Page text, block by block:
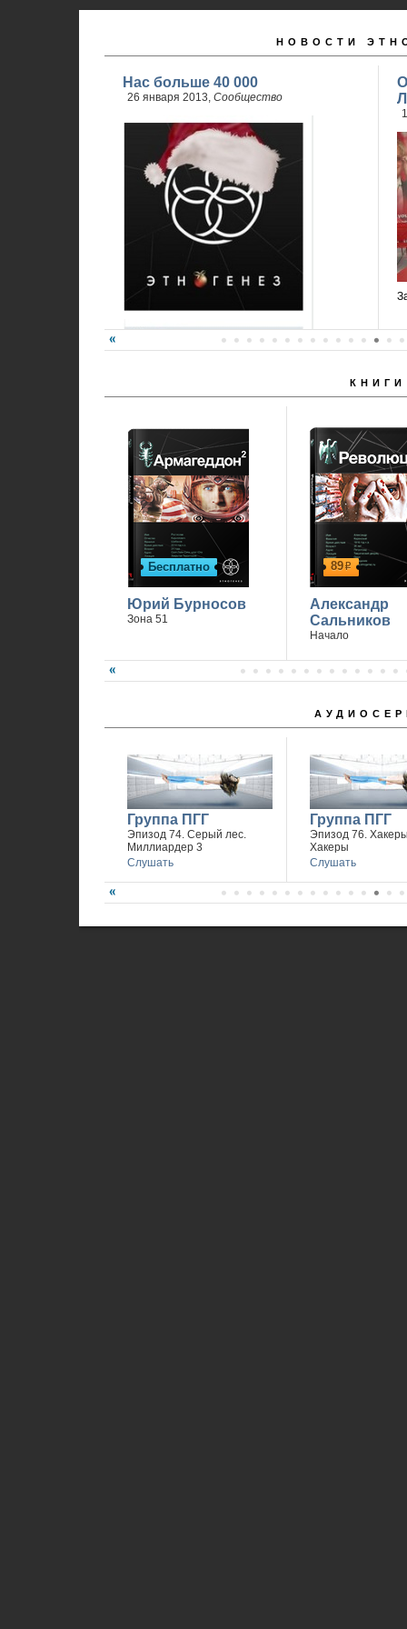
НОВОСТИ
Нас больше 40 000
26 января 2013, Сообщество
Спасибо, что вы с нами.
КНИГИ
Бесплатно
Юрий Бурносов
Зона 51
89р
Александр
Сальников
Начало
Группа ПГГ
Эпизод 74. Серый лес.
Миллиардер 3
Слушать
Группа ПГГ
Эпизод 76.
Хакеры
Слушать